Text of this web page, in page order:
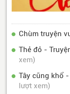
Chùm truyện
Thẻ đỏ -
xem)
Tây cũng khổ
lượt xem)